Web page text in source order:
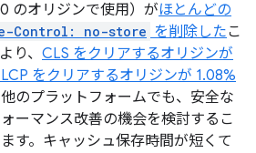
のオリジンで使用）がほとんどの
Control: no-store を削除した こ
り、 CLS をクリアするオリジンが
をクリアするオリジンが 1.08%
のプラットフォームでも、安全な
ーマンス改善の機会を検討するこ
す。キャッシュ保存時間が短くて